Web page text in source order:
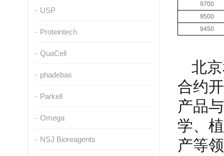
USP
Proteintech
QuaCell
phadebas
Parkell
Omega
NSJ Bioreagents
9700
9500
9450
北
合约
产品
学、
产等